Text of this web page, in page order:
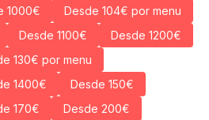
1000€
Desde 104€ por menu
Desde 1100€
Desde 1200€
130€ por menu
1400€
Desde 150€
170€
Desde 200€